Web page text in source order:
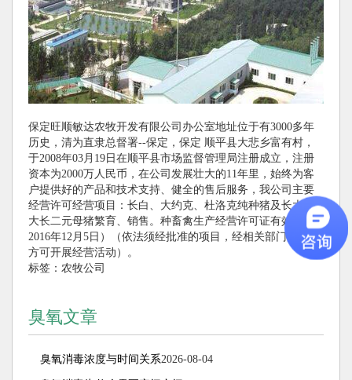
保定旺顺敏达农牧开发有限公司办公室地址位于有3000多年
历史，清为直隶总督署--保定，保定 顺平县大悲乡富有村，
于2008年03月19日在顺平县市场监督管理局注册成立，注册
资本为2000万人民币，在公司发展壮大的11年里，始终为客
户提供好的产品和技术支持、健全的售后服务，我公司主要
经营许可经营项目：长白、大约克、杜洛克纯种猪及长大、
大长二元母猪繁育、销售。种畜禽生产经营许可证有效期至
2016年12月5日）（依法须经批准的项目，经相关部门批准后
方可开展经营活动）。
标签： 农牧公司
臭氧文章
臭氧消毒浓度与时间关系2026-08-04